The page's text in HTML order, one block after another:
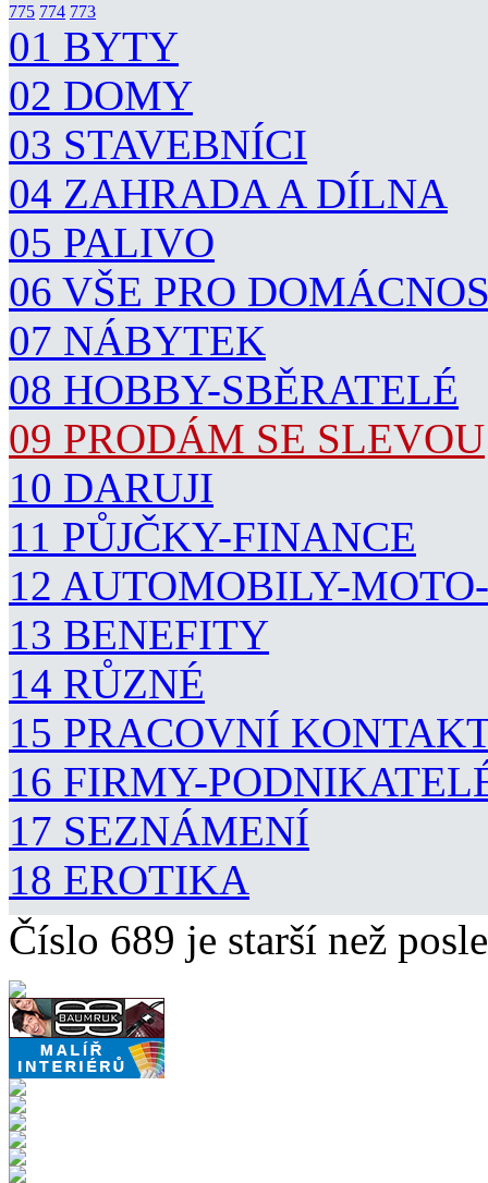
775 774 773
01 BYTY
02 DOMY
03 STAVEBNÍCI
04 ZAHRADA A DÍLNA
05 PALIVO
06 VŠE PRO
07 NÁBYTEK
08 HOBBY-SBĚRATELÉ
09 PRODÁM SE SLEVOU
10 DARUJI
11 PŮJČKY-FINANCE
12 AUTOMOBILY-
13 BENEFITY
14 RŮZNÉ
15 PRACOVNÍ
16 FIRMY-
17 SEZNÁMENÍ
18 EROTIKA
Číslo 689 je starší než